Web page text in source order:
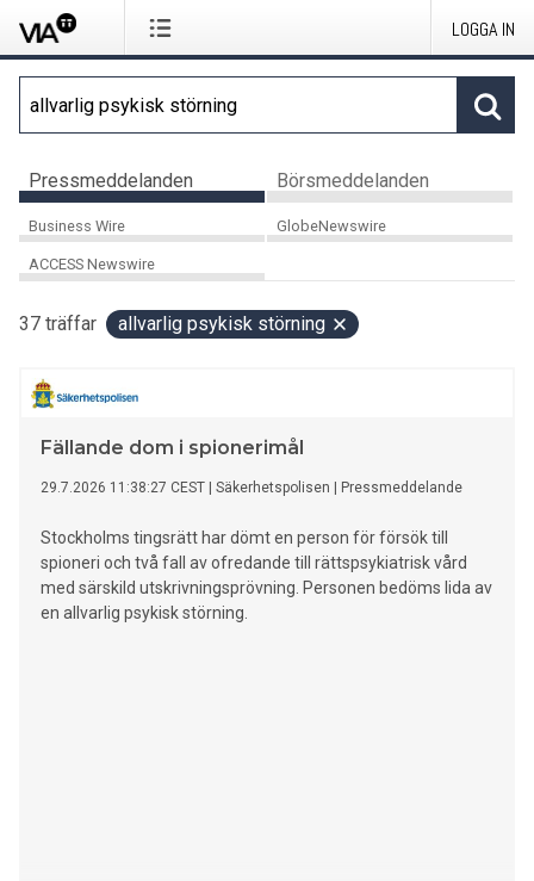
LOGGA IN
Pressmeddelanden Börsmeddelanden
Business Wire GlobeNewswire
ACCESS Newswire
37 träffar allvarlig psykisk störning
Fällande dom i spionerimål
29.7.2026 11:38:27 CEST Säkerhetspolisen Pressmeddelande
Stockholms tingsrätt har dömt en person för försök till
spioneri och två fall av ofredande till rättspsykiatrisk vård
med särskild utskrivningsprövning. Personen bedöms lida av
en allvarlig psykisk störning.